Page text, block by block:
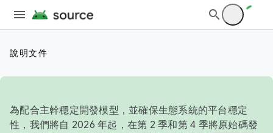
說明文件
為配合主幹穩定開發模型，並確保生態系統的平台穩定
性，我們將自 2026 年起，在第 2 季和第 4 季將原始碼發